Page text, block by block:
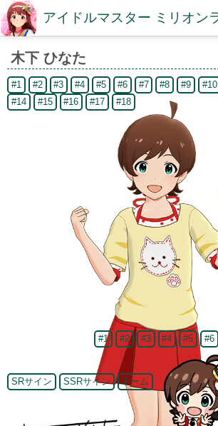
木下 ひなた
#1 #2 #3 #4 #5 #6 #7 #8 #9 #10
#14
#15 #16 #17 #18
#1 #2 #3 #4 #5 #6
SRサイン SSRサイン ネーム